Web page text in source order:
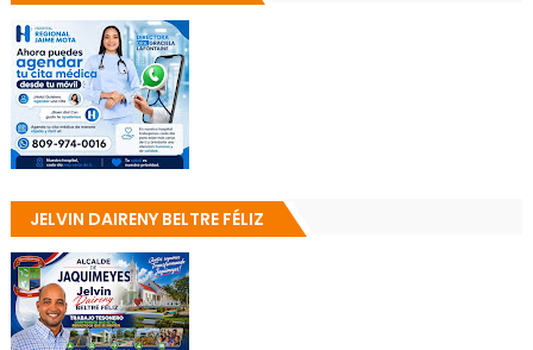
JELVIN DAIRENY BELTRE FÉLIZ